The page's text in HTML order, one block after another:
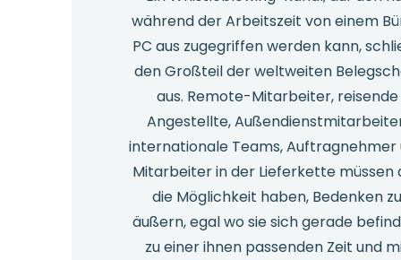
während der Arbeitszeit von einem
PC aus zugegriffen werden kann,
den Großteil der weltweiten
aus. Remote-Mitarbeiter, reisende
Angestellte,
internationale Teams, Auftragnehmer
Mitarbeiter in der Lieferkette müssen
die Möglichkeit haben, Bedenken
äußern, egal wo sie sich gerade
zu einer ihnen passenden Zeit und